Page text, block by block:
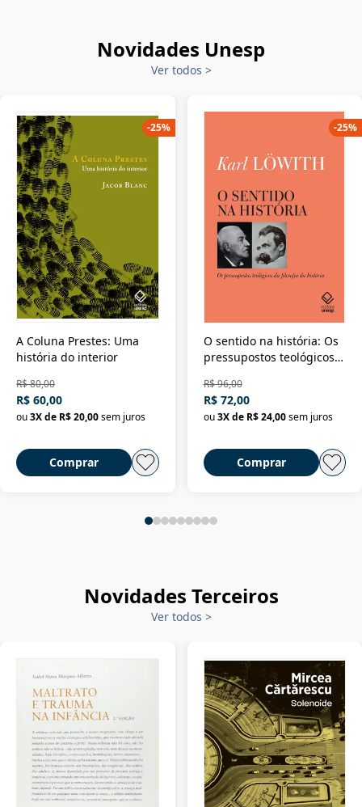
Novidades Unesp
Ver todos >
A Coluna Prestes: Uma
história do interior
R$ 80,00
R$ 60,00
ou3X de R$ 20,00sem juros
Comprar
-25%
O sentido na história: Os
pressupostos teológicos
R$ 96,00
R$ 72,00
ou 3X de R$ 24,00 sem juros
Comprar
-25%
Novidades Terceiros
Ver todos >